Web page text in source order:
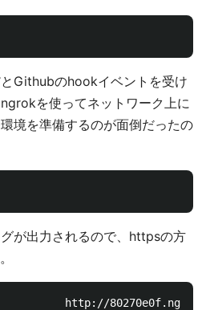
Githubのhookイベントを受け
を使ってネットワーク上に
境を準備するのが面倒だったの
が出力されるので、httpsの方
http://